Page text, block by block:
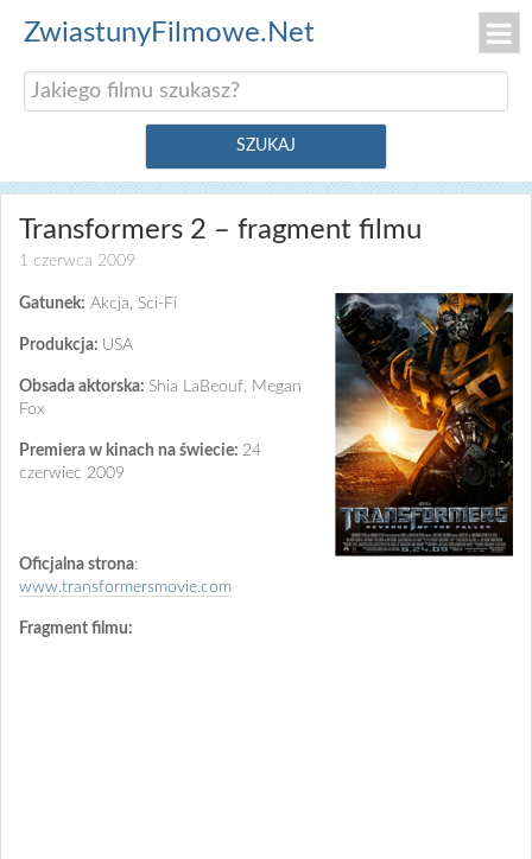
ZwiastunyFilmowe.Net
Transformers 2 – fragment filmu
1 czerwca 2009
Gatunek: Akcja, Sci-Fi
Produkcja: USA
Obsada aktorska: Shia LaBeouf, Megan
Fox
Premiera w kinach na świecie: 24
czerwiec 2009
Oficjalna strona:
www.transformersmovie.com
Fragment filmu: